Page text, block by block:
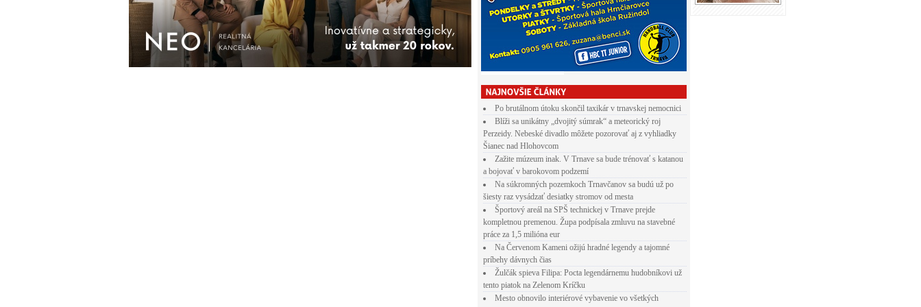
Po brutálnom útoku skončil taxikár v trnavskej nemocnici
Blíži sa unikátny „dvojitý súmrak“ a meteorický roj
Perzeidy. Nebeské divadlo môžete pozorovať aj z vyhliadky
Šianec nad Hlohovcom
Zažite múzeum inak. V Trnave sa bude trénovať s katanou
a bojovať v barokovom podzemí
Na súkromných pozemkoch Trnavčanov sa budú už po
šiesty raz vysádzať desiatky stromov od mesta
Športový areál na SPŠ technickej v Trnave prejde
kompletnou premenou. Župa podpísala zmluvu na stavebné
práce za 1,5 milióna eur
Na Červenom Kameni ožijú hradné legendy a tajomné
príbehy dávnych čias
Žulčák spieva Filipa: Pocta legendárnemu hudobníkovi už
tento piatok na Zelenom Kríčku
Mesto obnovilo interiérové vybavenie vo všetkých